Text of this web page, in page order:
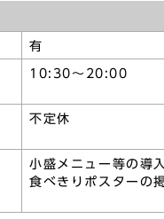
有
10:30～20:00
不定休
小盛メニュー等の導
食べきりポスターの